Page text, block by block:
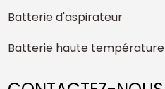
Batterie d'aspirateur
Batterie haute température